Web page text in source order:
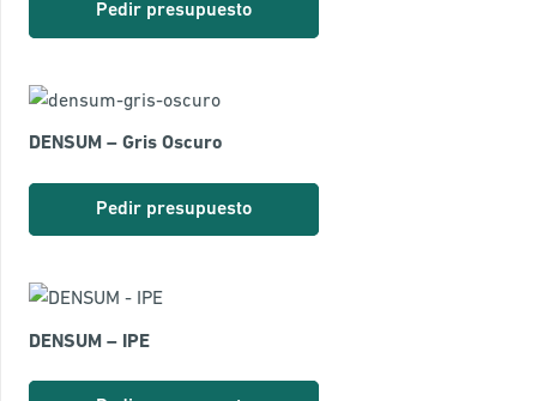
Pedir presupuesto
DENSUM – Gris Oscuro
Pedir presupuesto
DENSUM – IPE